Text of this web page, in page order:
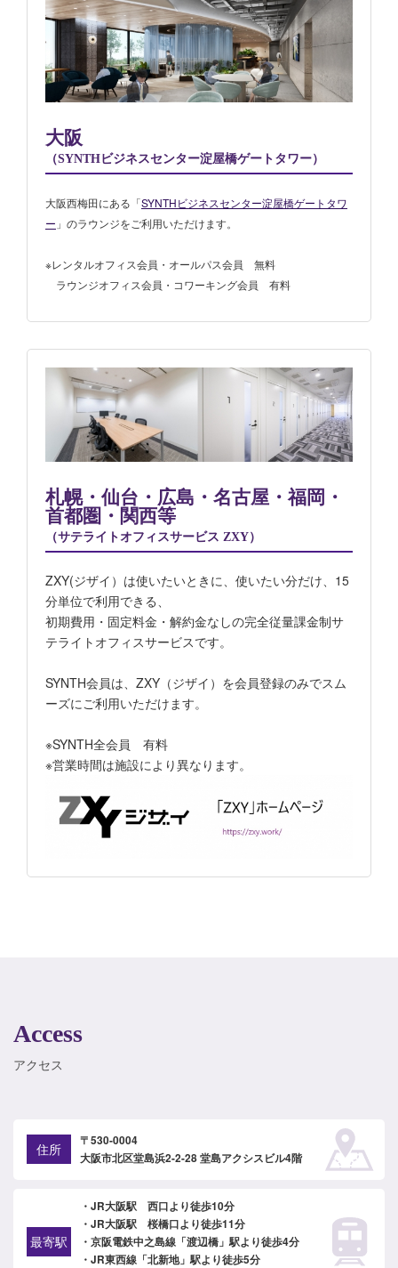
大阪
（SYNTHビジネスセンター淀屋橋ゲートタワー）
大阪西梅田にある「SYNTHビジネスセンター淀屋橋ゲートタワ
ー 」のラウンジをご利用いただけます。
※レンタルオフィス会員・オールパス会員 無料
ラウンジオフィス会員・コワーキング会員 有料
札幌・仙台・広島・名古屋・福岡・
首都圏・関西等
（サテライトオフィスサービス ZXY）
ZXY(ジザイ）は使いたいときに、使いたい分だけ、15
分単位で利用できる、
初期費用・固定料金・解約金なしの完全従量課金制サ
テライトオフィスサービスです。
SYNTH会員は、ZXY（ジザイ）を会員登録のみでスム
ーズにご利用いただけます。
※SYNTH全会員 有料
※営業時間は施設により異なります。
Access
アクセス
住所
〒530-0004
大阪市北区堂島浜2-2-28 堂島アクシスビル4階
最寄駅
・JR大阪駅 西口より徒歩10分
・JR大阪駅 桜橋口より徒歩11分
・京阪電鉄中之島線「渡辺橋」駅より徒歩4分
・JR東西線「北新地」駅より徒歩5分